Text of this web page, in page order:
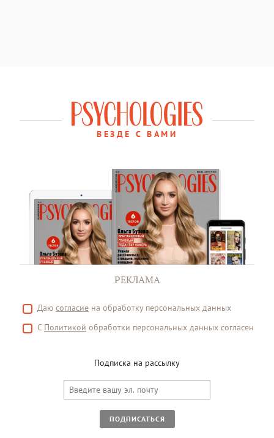
ВЕЗДЕ С ВАМИ
РЕКЛАМА
Даю согласие на обработку персональных данных
С Политикой обработки персональных данных согласен
Подписка на рассылку
ПОДПИСАТЬСЯ